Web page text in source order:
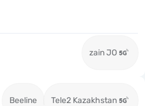
zain JO
Beeline Tele2 Kazakhstan